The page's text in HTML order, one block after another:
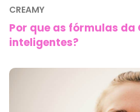
CREAMY
Por que as fórmulas da
inteligentes?